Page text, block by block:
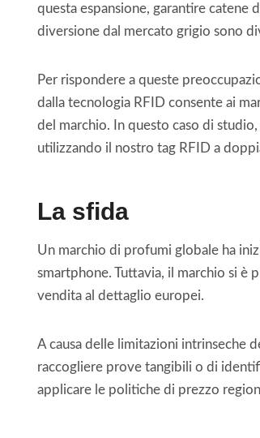
questa espansione, garantire
diversione dal mercato grigio sono
Per rispondere a queste
dalla tecnologia RFID consente ai
del marchio. In questo caso di
utilizzando il nostro tag RFID a
La sfida
Un marchio di profumi globale ha
smartphone. Tuttavia, il marchio si
vendita al dettaglio europei.
A causa delle limitazioni intrinseche
raccogliere prove tangibili o di
applicare le politiche di prezzo